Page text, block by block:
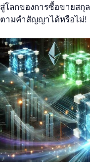
สู่โลกของการซื้อขายสกุ
ตามคำสัญญาได้หรือไม่!